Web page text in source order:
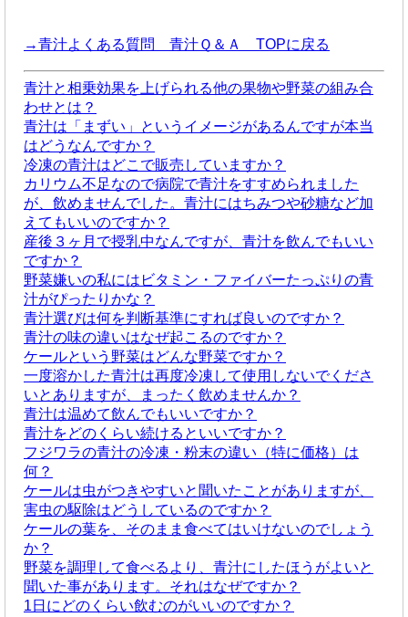
→青汁よくある質問 青汁Ｑ＆Ａ TOPに戻る
青汁と相乗効果を上げられる他の果物や野菜の組み合
わせとは？
青汁は「まずい」というイメージがあるんですが本当
はどうなんですか？
冷凍の青汁はどこで販売していますか？
カリウム不足なので病院で青汁をすすめられました
が、飲めませんでした。青汁にはちみつや砂糖など加
えてもいいのですか？
産後３ヶ月で授乳中なんですが、青汁を飲んでもいい
ですか？
野菜嫌いの私にはビタミン・ファイバーたっぷりの青
汁がぴったりかな？
青汁選びは何を判断基準にすれば良いのですか？
青汁の味の違いはなぜ起こるのですか？
ケールという野菜はどんな野菜ですか？
一度溶かした青汁は再度冷凍して使用しないでくださ
いとありますが、まったく飲めませんか？
青汁は温めて飲んでもいいですか？
青汁をどのくらい続けるといいですか？
フジワラの青汁の冷凍・粉末の違い（特に価格）は
何？
ケールは虫がつきやすいと聞いたことがありますが、
害虫の駆除はどうしているのですか？
ケールの葉を、そのまま食べてはいけないのでしょう
か？
野菜を調理して食べるより、青汁にしたほうがよいと
聞いた事があります。それはなぜですか？
1日にどのくらい飲むのがいいのですか？